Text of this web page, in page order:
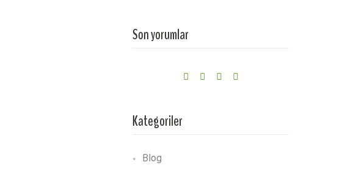
Son yorumlar
Kategoriler
Blog